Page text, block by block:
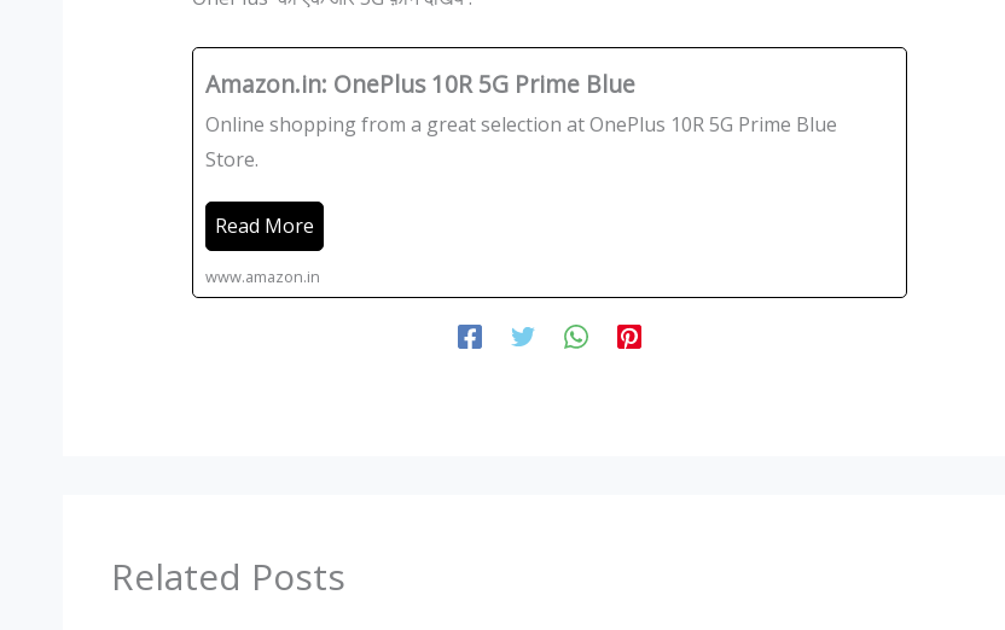
Amazon.in: OnePlus 10R 5G Prime Blue
Online shopping from a great selection at OnePlus 10R 5G Prime Blue
Store.
Read More
www.amazon.in
Related Posts